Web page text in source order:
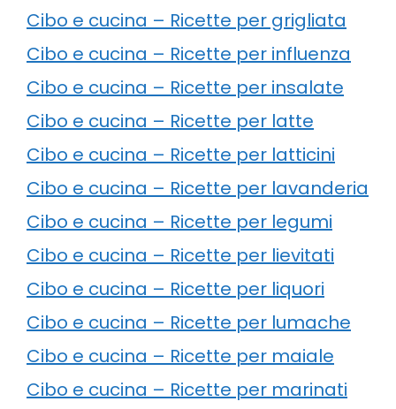
Cibo e cucina – Ricette per grigliata
Cibo e cucina – Ricette per influenza
Cibo e cucina – Ricette per insalate
Cibo e cucina – Ricette per latte
Cibo e cucina – Ricette per latticini
Cibo e cucina – Ricette per lavanderia
Cibo e cucina – Ricette per legumi
Cibo e cucina – Ricette per lievitati
Cibo e cucina – Ricette per liquori
Cibo e cucina – Ricette per lumache
Cibo e cucina – Ricette per maiale
Cibo e cucina – Ricette per marinati